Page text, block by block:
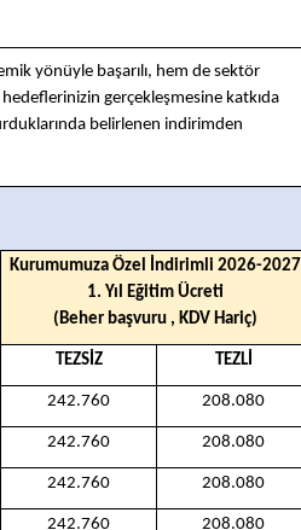
yönüyle başarılı, hem de sektör
gerçekleşmesine katkıda
belirlenen indirimden
Kurumumuza Özel İndirimli 2026-2027
1. Yıl Eğitim Ücreti
(Beher başvuru , KDV Hariç)
TEZSİZ TEZLİ
242.760 208.080
242.760 208.080
242.760 208.080
242.760 208.080